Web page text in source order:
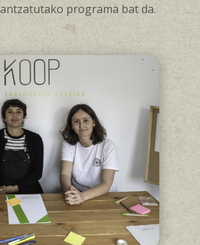
programa bat da.